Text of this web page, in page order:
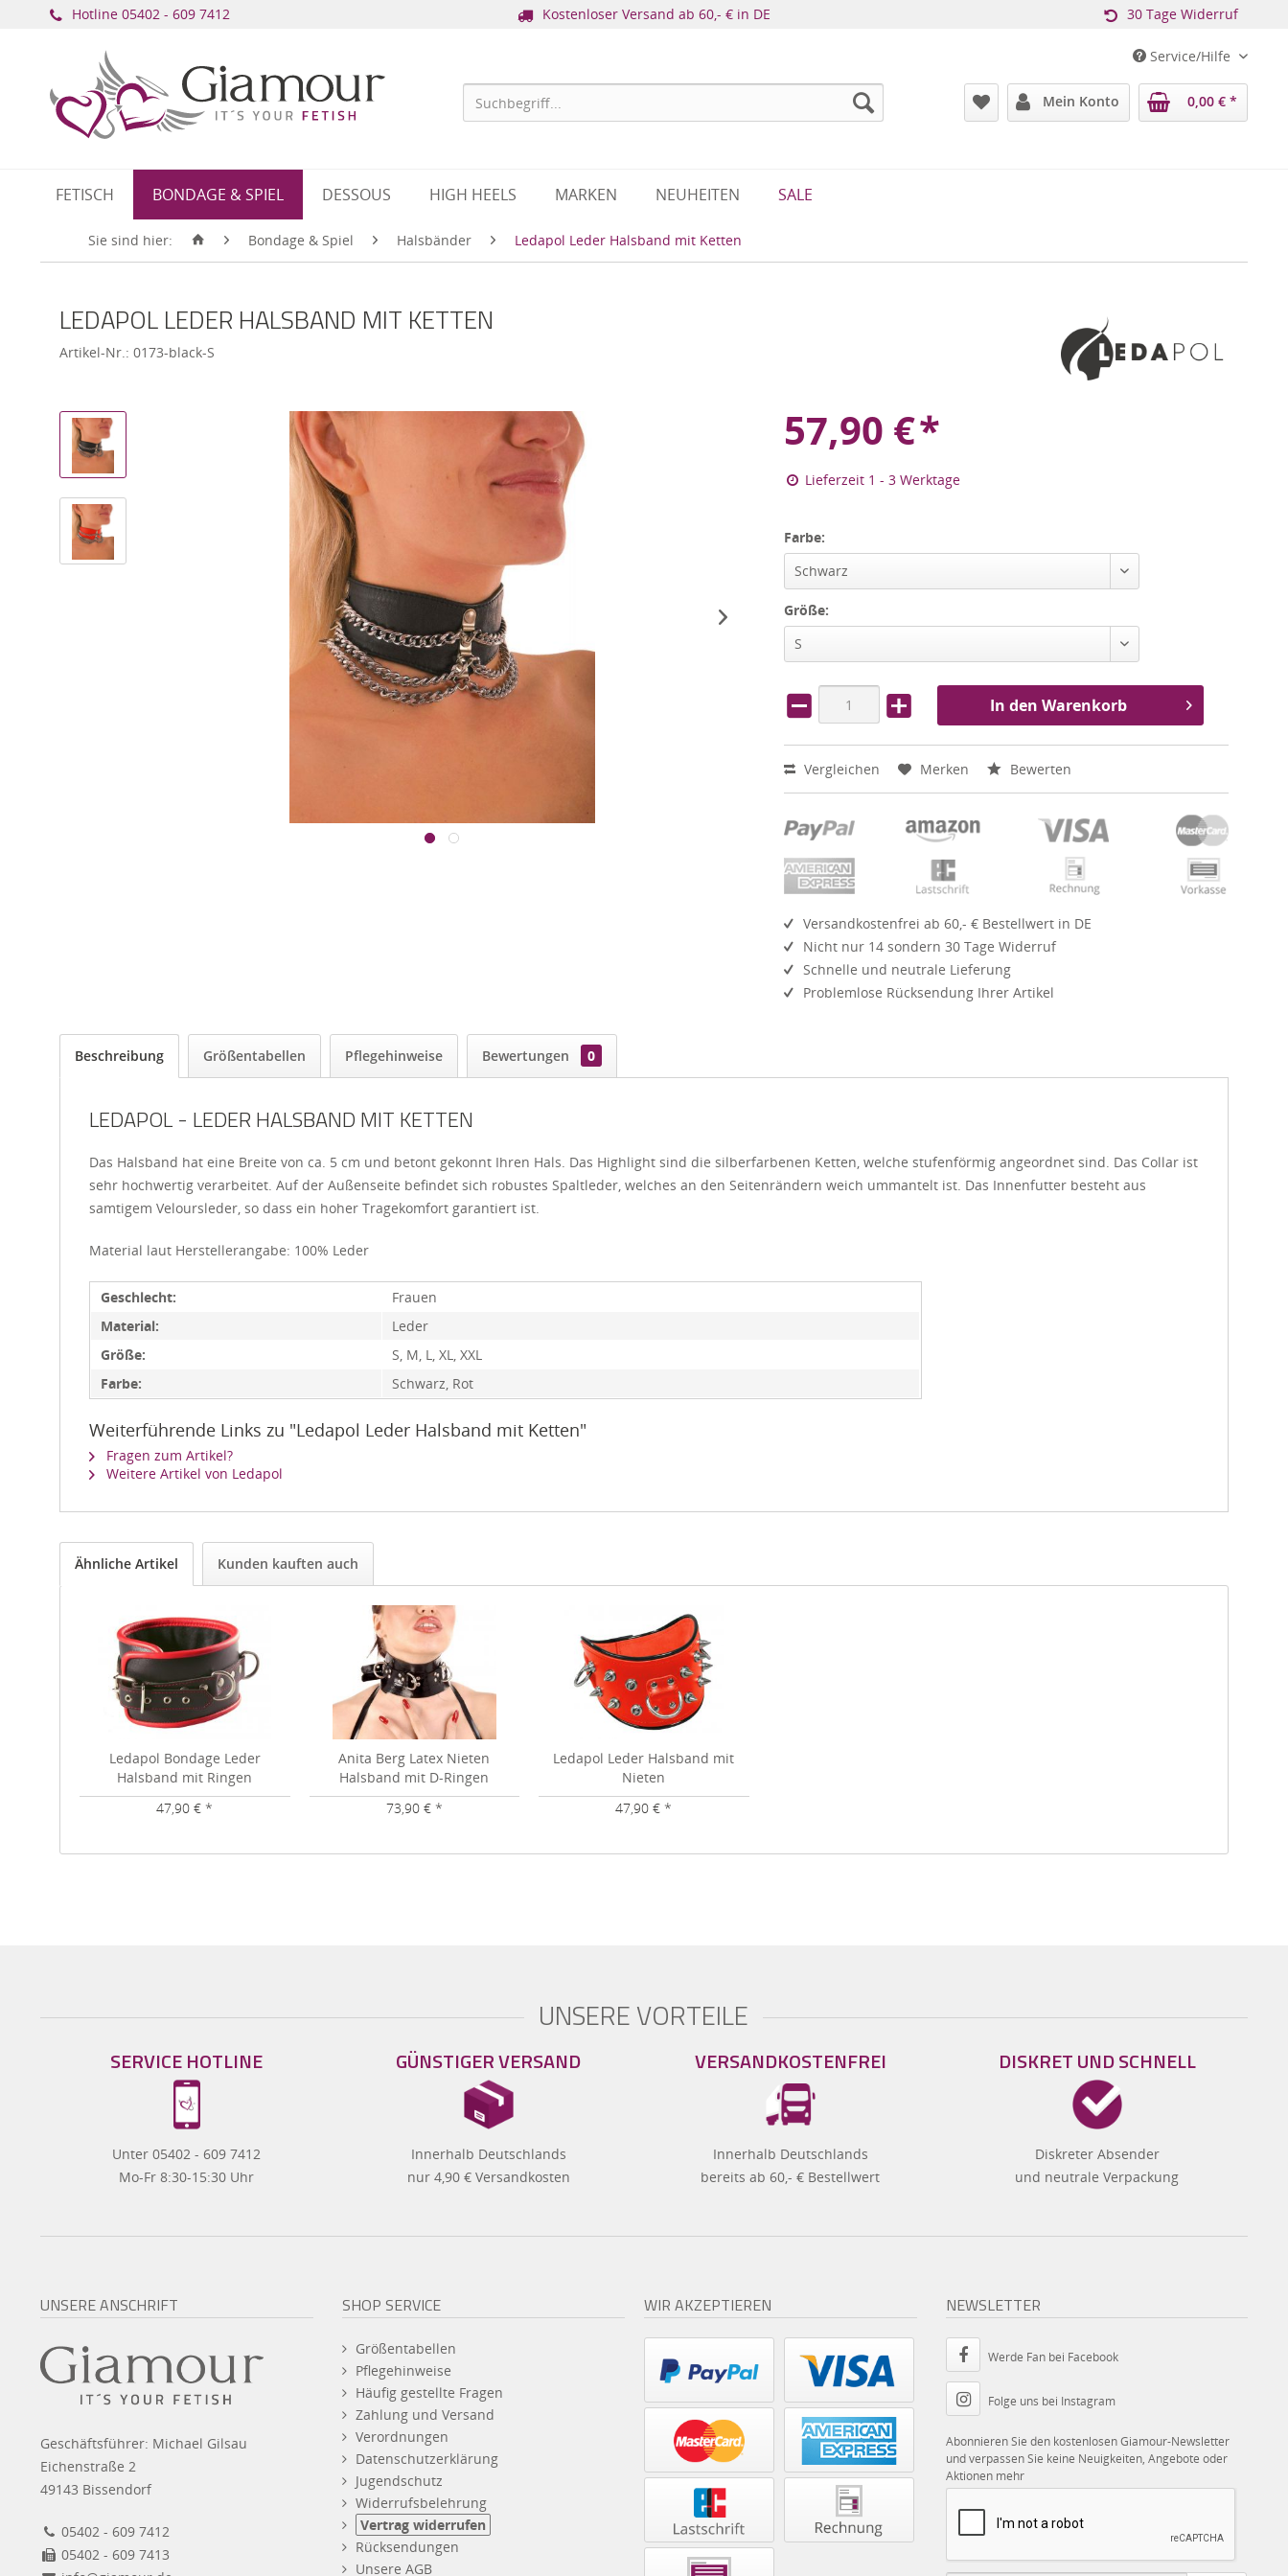
Hotline ​ 05402 - 609 7412 Kostenloser Versand ab 60,- € in DE 30 Tage Widerruf
Service/Hilfe
Mein Konto 0,00 € *
FETISCH BONDAGE & SPIEL DESSOUS HIGH HEELS MARKEN NEUHEITEN SALE
Sie sind hier: Bondage & Spiel Halsbänder Ledapol Leder Halsband mit Ketten
LEDAPOL LEDER HALSBAND MIT KETTEN
Artikel-Nr.: 0173-black-S
57,90 €*
Lieferzeit 1 - 3 Werktage
Farbe:
Schwarz
Größe:
S
In den Warenkorb
Vergleichen Merken Bewerten
Versandkostenfrei ab 60,- € Bestellwert in DE
Nicht nur 14 sondern 30 Tage Widerruf
Schnelle und neutrale Lieferung
Problemlose Rücksendung Ihrer Artikel
Beschreibung Größentabellen Pflegehinweise Bewertungen 0
LEDAPOL - LEDER HALSBAND MIT KETTEN
Das Halsband hat eine Breite von ca. 5 cm und betont gekonnt Ihren Hals. Das Highlight sind die silberfarbenen Ketten, welche stufenförmig angeordnet sind. Das Collar ist
sehr hochwertig verarbeitet. Auf der Außenseite befindet sich robustes Spaltleder, welches an den Seitenrändern weich ummantelt ist. Das Innenfutter besteht aus
samtigem Veloursleder, so dass ein hoher Tragekomfort garantiert ist.
Material laut Herstellerangabe: 100% Leder
Geschlecht:
Frauen
Material:
Leder
Größe:
S, M, L, XL, XXL
Farbe:
Schwarz, Rot
Weiterführende Links zu "Ledapol Leder Halsband mit Ketten"
Fragen zum Artikel?
Weitere Artikel von Ledapol
Ähnliche Artikel Kunden kauften auch
Ledapol Bondage Leder
Halsband mit Ringen
47,90 € *
Anita Berg Latex Nieten
Halsband mit D-Ringen
73,90 € *
Ledapol Leder Halsband mit
Nieten
47,90 € *
UNSERE VORTEILE
SERVICE HOTLINE
Unter 05402 - 609 7412
Mo-Fr 8:30-15:30 Uhr
GÜNSTIGER VERSAND
Innerhalb Deutschlands
nur 4,90 € Versandkosten
VERSANDKOSTENFREI
Innerhalb Deutschlands
bereits ab 60,- € Bestellwert
DISKRET UND SCHNELL
Diskreter Absender
und neutrale Verpackung
UNSERE ANSCHRIFT
Geschäftsführer: Michael Gilsau
Eichenstraße 2
49143 Bissendorf
05402 - 609 7412
05402 - 609 7413
SHOP SERVICE
Größentabellen
Pflegehinweise
Häufig gestellte Fragen
Zahlung und Versand
Verordnungen
Datenschutzerklärung
Jugendschutz
Widerrufsbelehrung
Vertrag widerrufen
Rücksendungen
Unsere AGB
WIR AKZEPTIEREN NEWSLETTER
Werde Fan bei Facebook
Folge uns bei Instagram
Abonnieren Sie den kostenlosen Giamour-Newsletter
und verpassen Sie keine Neuigkeiten, Angebote oder
Aktionen mehr